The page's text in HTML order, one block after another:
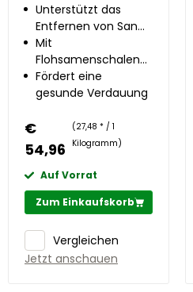
Unterstützt das
Entfernen von Sand
aus dem Darm
Mit
Flohsamenschalen
und Präbiotika
Fördert eine
gesunde Verdauung
€
54,96
(27,48 * / 1
Kilogramm)
Auf Vorrat
Zum Einkaufskorb
Vergleichen
Jetzt anschauen